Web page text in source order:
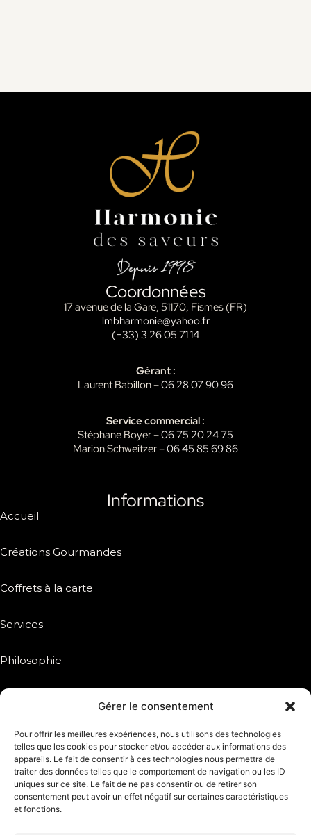
Gérer le consentement
Pour offrir les meilleures expériences, nous utilisons des technologies
telles que les cookies pour stocker et/ou accéder aux informations des
appareils. Le fait de consentir à ces technologies nous permettra de
traiter des données telles que le comportement de navigation ou les ID
uniques sur ce site. Le fait de ne pas consentir ou de retirer son
consentement peut avoir un effet négatif sur certaines caractéristiques
et fonctions.
Coordonnées
17 avenue de la Gare, 51170, Fismes (FR)
lmbharmonie@yahoo.fr
(+33) 3 26 05 71 14
Gérant :
Laurent Babillon –06 28 07 90 96
Service commercial :
Stéphane Boyer –06 75 20 24 75
Marion Schweitzer –06 45 85 69 86
Informations
Accueil
Créations Gourmandes
Coffrets à la carte
Services
Philosophie
Inspiration
Réseaux sociaux
DEVIS